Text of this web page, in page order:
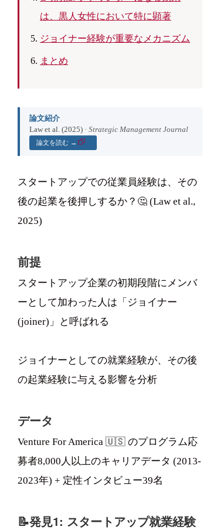
は、黒人女性において特に顕著
ジョイナー経験が重要なメカニズム
まとめ
論文紹介
Law et al. (2025) · Strategic Management Journal
論文を読む →
スタートアップでの従業員経験は、その
後の起業を後押しするか？🤔 (Law et al.,
2025)
前提
スタートアップ企業の初期段階にメンバ
ーとして加わった人は「ジョイナー
(joiner)」と呼ばれる
ジョイナーとしての就業経験が、その後
の起業経験に与える影響を分析
データ
Venture For America 🇺🇸 のプログラム応
募者8,000人以上のキャリアデータ (2013-
2023年) + 定性インタビュー39名
📝発見1: スタートアップ就業経験